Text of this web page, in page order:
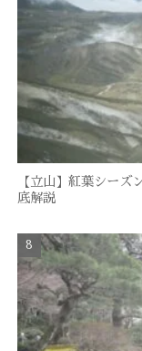
【立山】紅葉シーズ
底解説